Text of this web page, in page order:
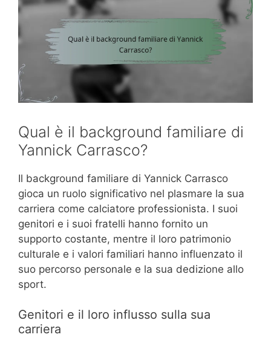
Qual è il background familiare di
Yannick Carrasco?
Il background familiare di Yannick Carrasco
gioca un ruolo significativo nel plasmare la sua
carriera come calciatore professionista. I suoi
genitori e i suoi fratelli hanno fornito un
supporto costante, mentre il loro patrimonio
culturale e i valori familiari hanno influenzato il
suo percorso personale e la sua dedizione allo
sport.
Genitori e il loro influsso sulla sua
carriera